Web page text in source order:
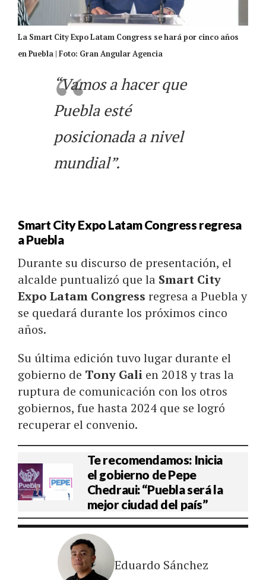
La Smart City Expo Latam Congress se hará por cinco años
en Puebla | Foto: Gran Angular Agencia
“Vamos a hacer que
Puebla esté
posicionada a nivel
mundial”.
Smart City Expo Latam Congress regresa
a Puebla
Durante su discurso de presentación, el
alcalde puntualizó que la Smart City
Expo Latam Congress regresa a Puebla y
se quedará durante los próximos cinco
años.
Su última edición tuvo lugar durante el
gobierno de Tony Gali en 2018 y tras la
ruptura de comunicación con los otros
gobiernos, fue hasta 2024 que se logró
recuperar el convenio.
Te recomendamos: Inicia
el gobierno de Pepe
Chedraui: “Puebla será la
mejor ciudad del país”
Eduardo Sánchez